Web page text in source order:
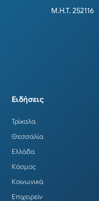
Μ.Η.Τ. 252116
Ειδήσεις
Τρίκαλα
Θεσσαλία
Ελλάδα
Κόσμος
Κοινωνικά
Επιχειρείν